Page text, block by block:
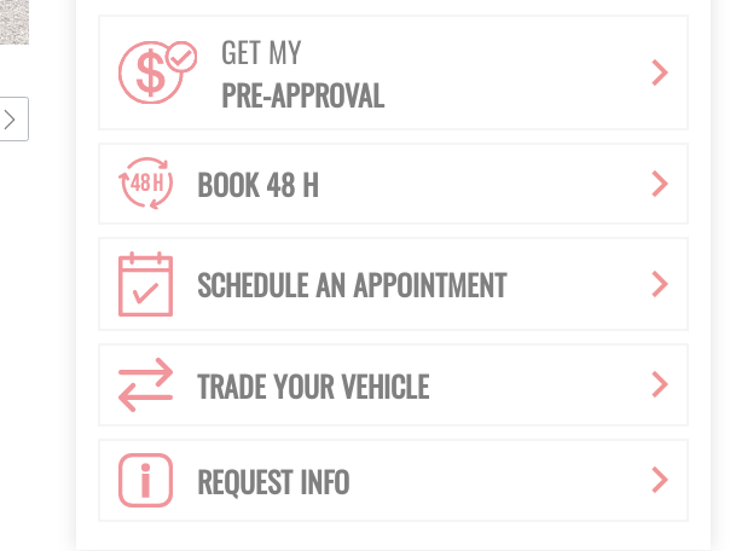
GET MY
PRE-APPROVAL
BOOK 48 H
SCHEDULE AN APPOINTMENT
TRADE YOUR VEHICLE
REQUEST INFO